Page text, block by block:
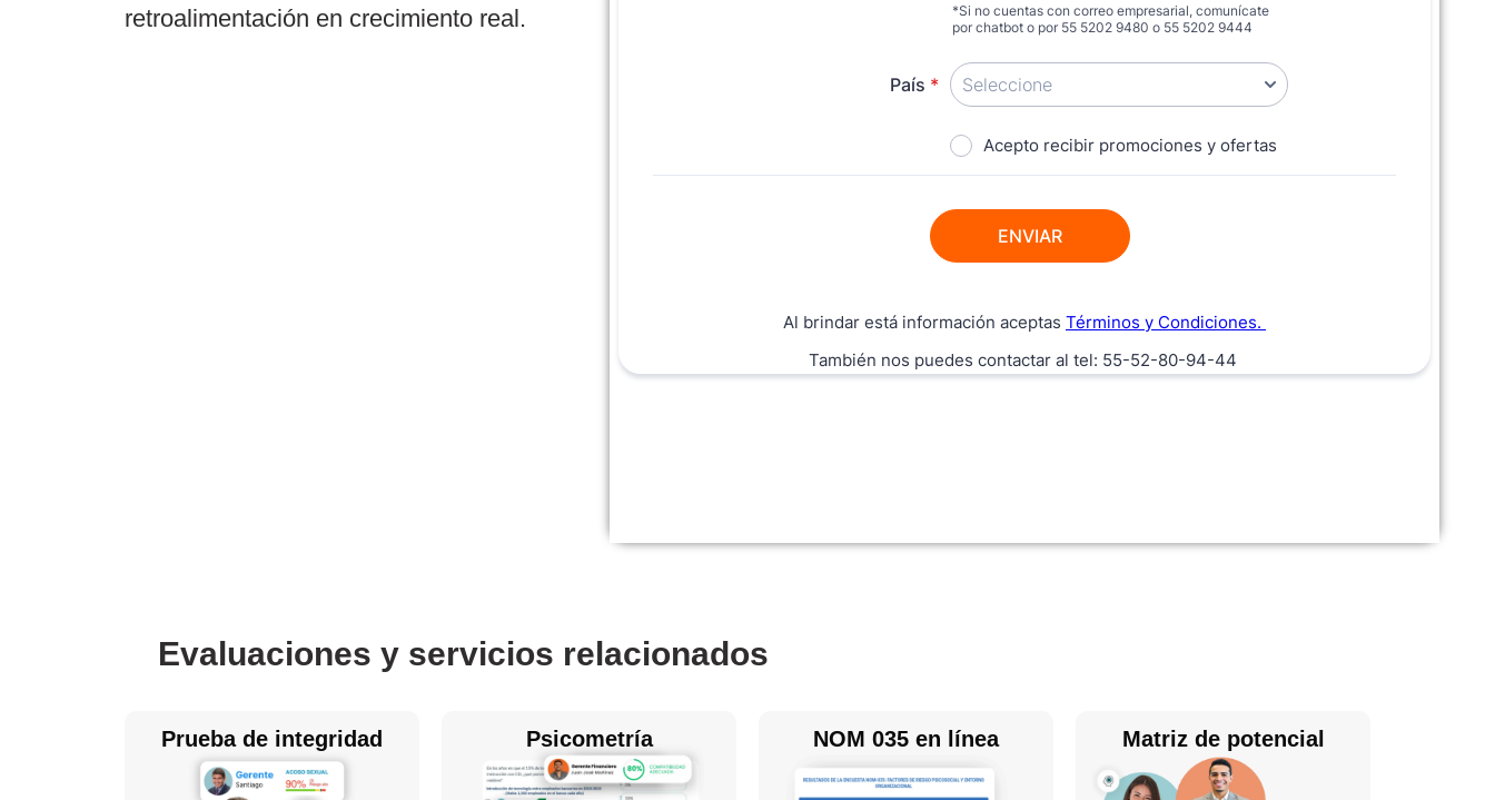
retroalimentación en crecimiento real.
Evaluaciones y servicios relacionados
Prueba de integridad Psicometría NOM 035 en línea Matriz de potencial